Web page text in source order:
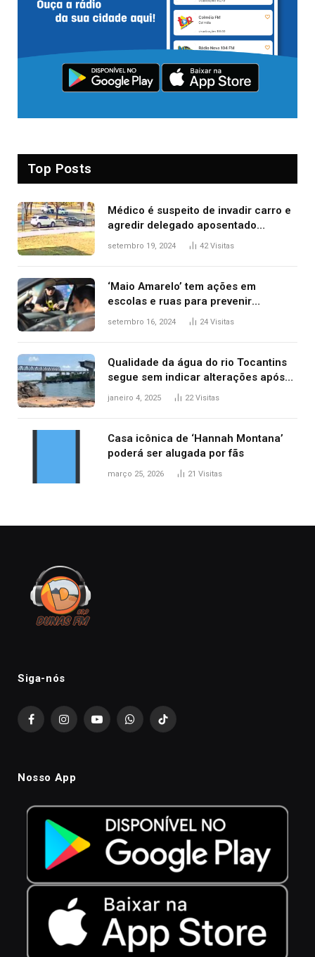
Top Posts
Médico é suspeito de invadir carro e
agredir delegado aposentado
durante confusão no trânsito
setembro 19, 2024 42Visitas
‘Maio Amarelo’ tem ações em
escolas e ruas para prevenir
acidentes no trânsito no AP
setembro 16, 2024 24 Visitas
Qualidade da água do rio Tocantins
segue sem indicar alterações após
desabamento da ponte entre MA e
janeiro 4, 2025 22Visitas
Casa icônica de ‘Hannah Montana’
poderá ser alugada por fãs
março 25, 2026 21 Visitas
Siga-nós
FacebookInstagramYouTubeWhatsAppTikTok
Nosso App